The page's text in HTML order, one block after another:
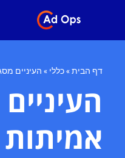
דף הבית»כללי » העיניים